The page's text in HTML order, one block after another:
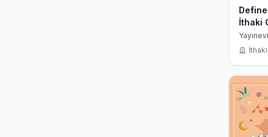
Define
İthaki